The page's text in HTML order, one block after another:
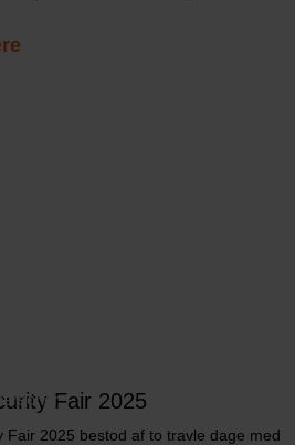
Fair 2025
Fair 2025 bestod af to travle dage med